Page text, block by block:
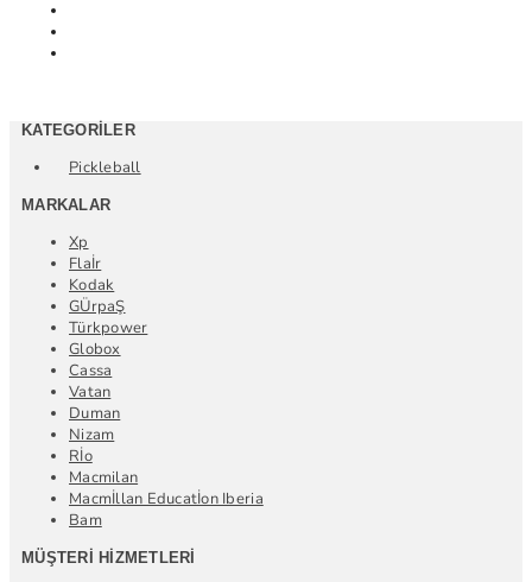
KATEGORILER
Pickleball
MARKALAR
Xp
Flaİr
Kodak
GÜrpaŞ
Türkpower
Globox
Cassa
Vatan
Duman
Nizam
Rİo
Macmilan
Macmİllan Educatİon Iberia
Bam
MÜŞTERI HIZMETLERI